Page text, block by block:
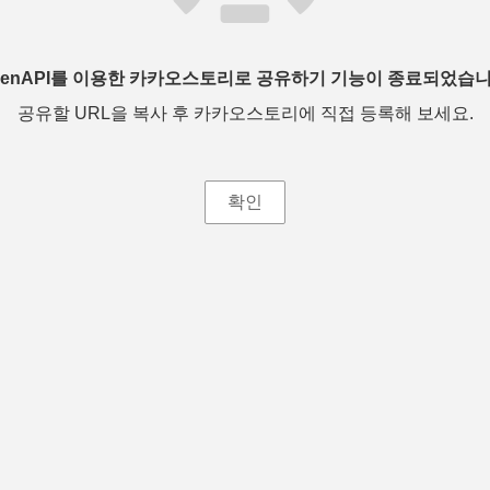
를 이용한 카카오스토리로 공유하기 기능이 종료되었습
공유할 URL을 복사 후 카카오스토리에 직접 등록해 보세요.
확인